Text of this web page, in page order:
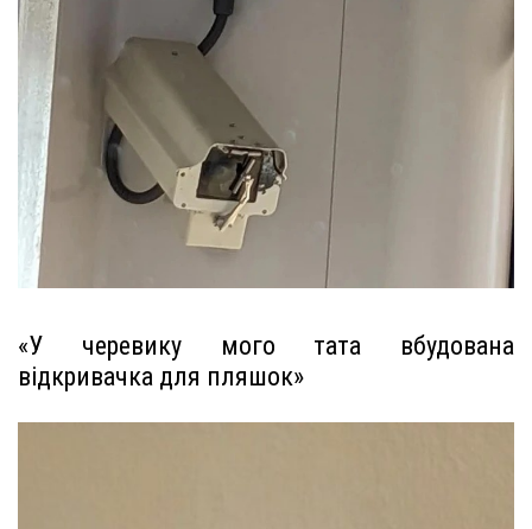
«У черевику мого тата вбудована
відкривачка для пляшок»